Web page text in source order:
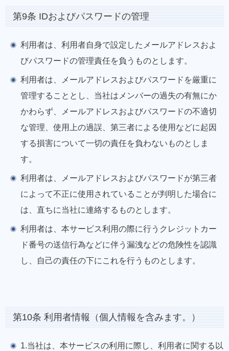
第9条 IDおよびパスワードの管理
利用者は、利用者自身で設定したメールアドレスおよ
びパスワードの管理責任を負うものとします。
利用者は、メールアドレスおよびパスワードを厳重に
管理することとし、当社はメンバーの過失の有無にか
かわらず、メールアドレスおよびパスワードの不適切
な管理、使用上の過誤、第三者による使用などに起因
する損害について一切の責任を負わないものとしま
す。
利用者は、メールアドレスおよびパスワードが第三者
によって不正に使用されていることが判明した場合に
は、直ちに当社に連絡するものとします。
利用者は、本サービス利用の際に行うクレジットカー
ド番号の送信行為などに伴う漏洩などの危険性を認識
し、自己の責任の下にこれを行うものとします。
第10条 利用者情報（個人情報を含みます。）
1.当社は、本サービスの利用に際し、利用者に関する以